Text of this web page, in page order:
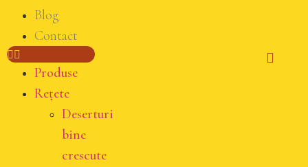
Blog
Contact
Produse
Rețete
Deserturi
bine
crescute